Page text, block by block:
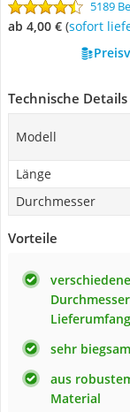
5189
ab 4,00 € ( Sofort
Technische Details
Modell
Länge
Durchmesser
Vorteile
verschiedene
Lieferumfang
sehr biegsam
aus
Material